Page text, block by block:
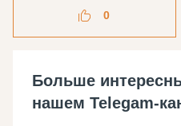
0
Больше
нашем Telegam-